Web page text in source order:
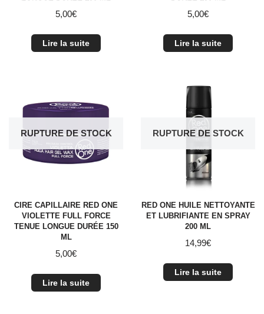
5,00€
Lire la suite
5,00€
Lire la suite
RUPTURE DE STOCK
CIRE CAPILLAIRE RED ONE
VIOLETTE FULL FORCE
TENUE LONGUE DURÉE 150
ML
5,00€
Lire la suite
RUPTURE DE STOCK
RED ONE HUILE NETTOYANTE
ET LUBRIFIANTE EN SPRAY
200 ML
14,99€
Lire la suite